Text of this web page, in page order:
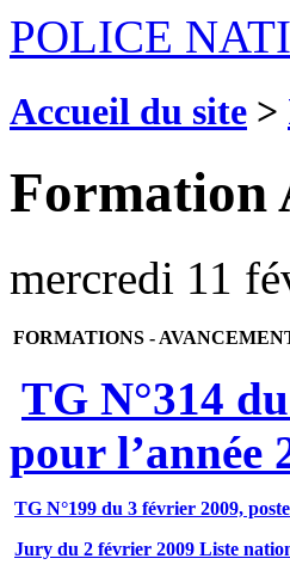
POLICE
Accueil du site >
Formation
mercredi 11
FORMATIONS -
TG N°314
pour l’année
TG N°199 du 3 février 2009,
Jury du 2 février 2009 Liste